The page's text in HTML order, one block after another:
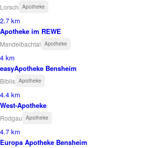
Lorsch Apotheke
2.7 km
Apotheke im REWE
Mandelbachtal Apotheke
4 km
easyApotheke Bensheim
Biblis Apotheke
4.4 km
West-Apotheke
Rodgau Apotheke
4.7 km
Europa Apotheke Bensheim